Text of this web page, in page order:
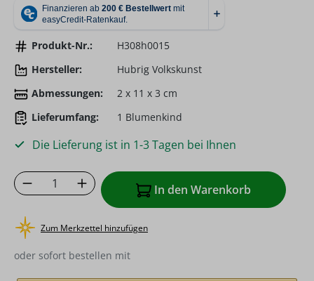
Produkt-Nr.:
H308h0015
Hersteller:
Hubrig Volkskunst
Abmessungen:
2 x 11 x 3 cm
Lieferumfang:
1 Blumenkind
Die Lieferung ist in 1-3 Tagen bei Ihnen
Produkt Anzahl: Gib den gewünschten
In den Warenkorb
Zum Merkzettel hinzufügen
oder sofort bestellen mit